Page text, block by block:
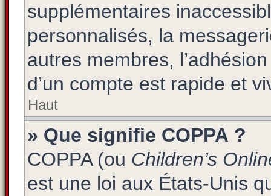
supplémentaires
personnalisés, la
autres membres,
d’un compte est rapide et
Haut
» Que signifie COPPA ?
COPPA (ou Children’s
est une loi aux États-Unis